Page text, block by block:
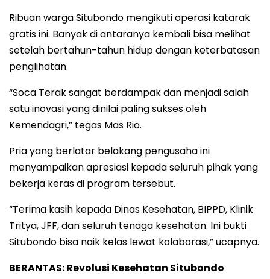
Ribuan warga Situbondo mengikuti operasi katarak
gratis ini. Banyak di antaranya kembali bisa melihat
setelah bertahun-tahun hidup dengan keterbatasan
penglihatan.
“Soca Terak sangat berdampak dan menjadi salah
satu inovasi yang dinilai paling sukses oleh
Kemendagri,” tegas Mas Rio.
Pria yang berlatar belakang pengusaha ini
menyampaikan apresiasi kepada seluruh pihak yang
bekerja keras di program tersebut.
“Terima kasih kepada Dinas Kesehatan, BIPPD, Klinik
Tritya, JFF, dan seluruh tenaga kesehatan. Ini bukti
Situbondo bisa naik kelas lewat kolaborasi,” ucapnya.
BERANTAS: Revolusi Kesehatan Situbondo